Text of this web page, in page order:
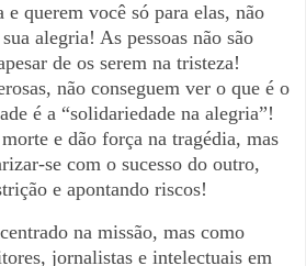
querem você só para elas, não
alegria! As pessoas não são
de os serem na tristeza!
não conseguem ver o que é o
é a “solidariedade na alegria”!
e dão força na tragédia, mas
se com o sucesso do outro,
e apontando riscos!
na missão, mas como
jornalistas e intelectuais em